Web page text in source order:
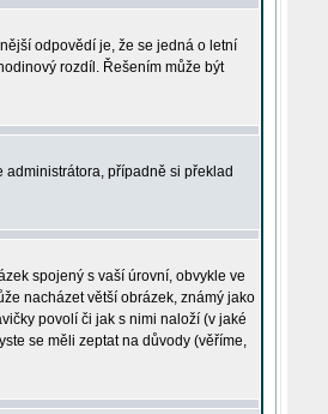
odpovědí je, že se jedná o letní
rozdíl. Řešením může být
případně si překlad
spojený s vaší úrovní, obvykle ve
nacházet větší obrázek, známý jako
povolí či jak s nimi naloží (v jaké
se měli zeptat na důvody (věříme,